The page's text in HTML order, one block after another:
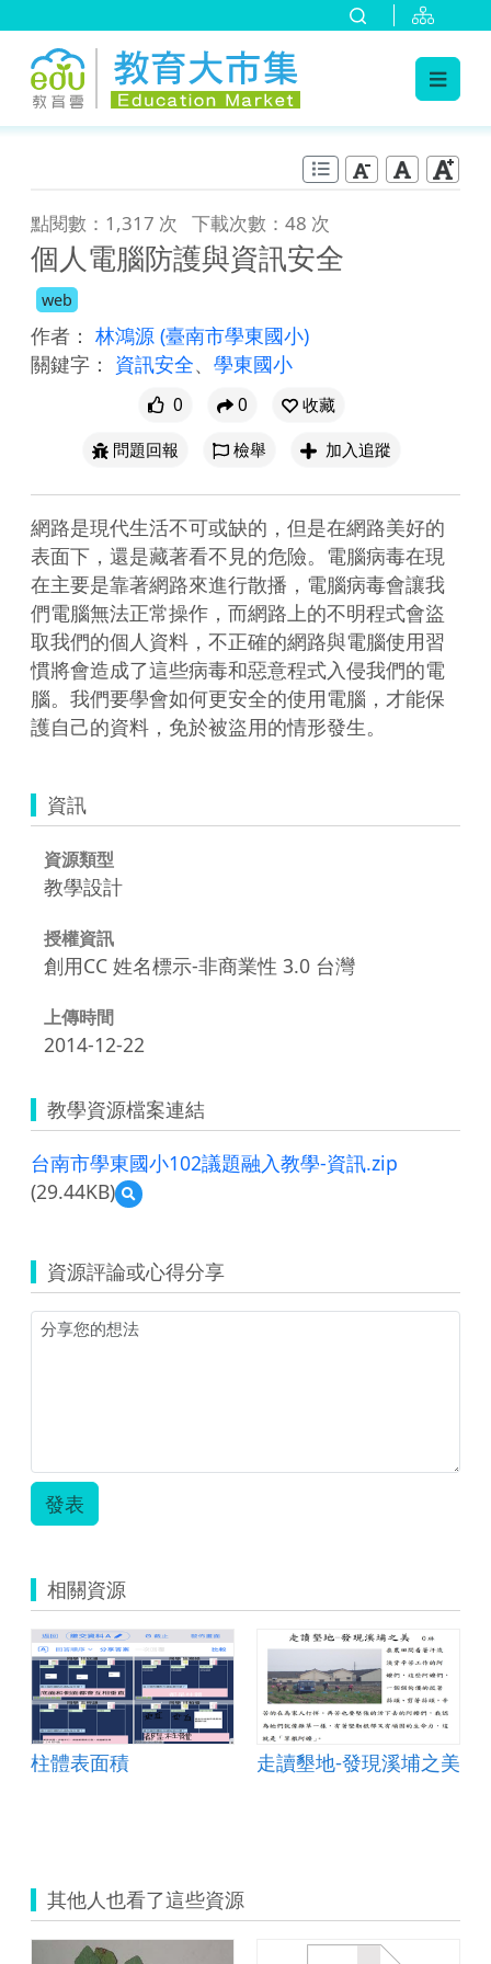
點閱數：1,317 次 下載次數：48 次
個人電腦防護與資訊安全
web
作者： 林鴻源 (臺南市學東國小)
關鍵字： 資訊安全、 學東國小
0 0
收藏
問題回報
檢舉 加入追蹤
網路是現代生活不可或缺的，但是在網路美好的
表面下，還是藏著看不見的危險。電腦病毒在現
在主要是靠著網路來進行散播，電腦病毒會讓我
們電腦無法正常操作，而網路上的不明程式會盜
取我們的個人資料，不正確的網路與電腦使用習
慣將會造成了這些病毒和惡意程式入侵我們的電
腦。我們要學會如何更安全的使用電腦，才能保
護自己的資料，免於被盜用的情形發生。
資訊
資源類型
教學設計
授權資訊
創用CC 姓名標示-非商業性 3.0 台灣
上傳時間
2014-12-22
教學資源檔案連結
台南市學東國小102議題融入教學-資訊.zip
(29.44KB)
預
覽
市
學
東
國
資源評論或心得分享
發表
相關資源
柱體表面積 走讀墾地-發現溪埔之美
其他人也看了這些資源